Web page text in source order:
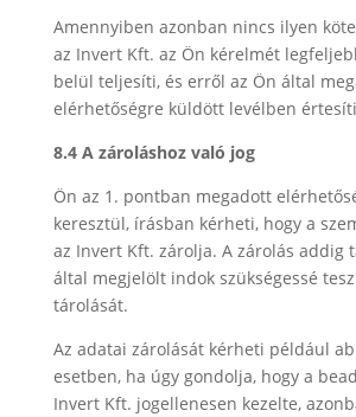
Amennyiben azonban nincs ilyen
az Invert Kft. az Ön kérelmét
belül teljesíti, és erről az Ön által
elérhetőségre küldött levélben
8.4 A zároláshoz való jog
Ön az 1. pontban megadott
keresztül, írásban kérheti, hogy a
az Invert Kft. zárolja. A zárolás addig
által megjelölt indok szükségessé
tárolását.
Az adatai zárolását kérheti például
esetben, ha úgy gondolja, hogy a
Invert Kft. jogellenesen kezelte,